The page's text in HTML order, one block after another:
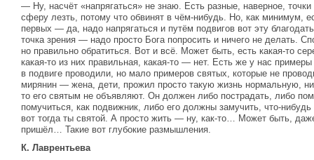
— Ну, насчёт «напрягаться» не знаю. Есть разные, наверное,
сферу лезть, потому что обвинят в чём-нибудь. Но, как минимум,
первых — да, надо напрягаться и путём подвигов вот эту
точка зрения — надо просто Бога попросить и ничего не делать.
но правильно обратиться. Вот и всё. Может быть, есть какая-то
какая-то из них правильная, какая-то — нет. Есть же у нас
в подвиге проводили, но мало примеров святых, которые не
мирянин — жена, дети, прожил просто такую жизнь нормальную,
то его святым не объявляют. Он должен либо пострадать, либо
помучиться, как подвижник, либо его должны замучить, что-
вот тогда ты святой. А просто жить — ну, как-то… Может быть,
пришёл… Такие вот глубокие размышления.
К. Лаврентьева